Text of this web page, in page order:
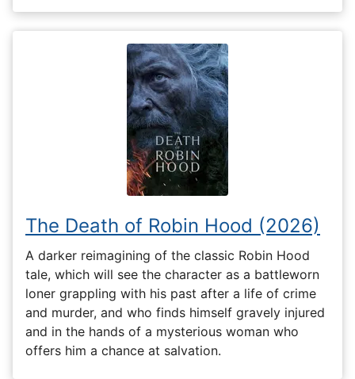
The Death of Robin Hood (2026)
A darker reimagining of the classic Robin Hood
tale, which will see the character as a battleworn
loner grappling with his past after a life of crime
and murder, and who finds himself gravely injured
and in the hands of a mysterious woman who
offers him a chance at salvation.